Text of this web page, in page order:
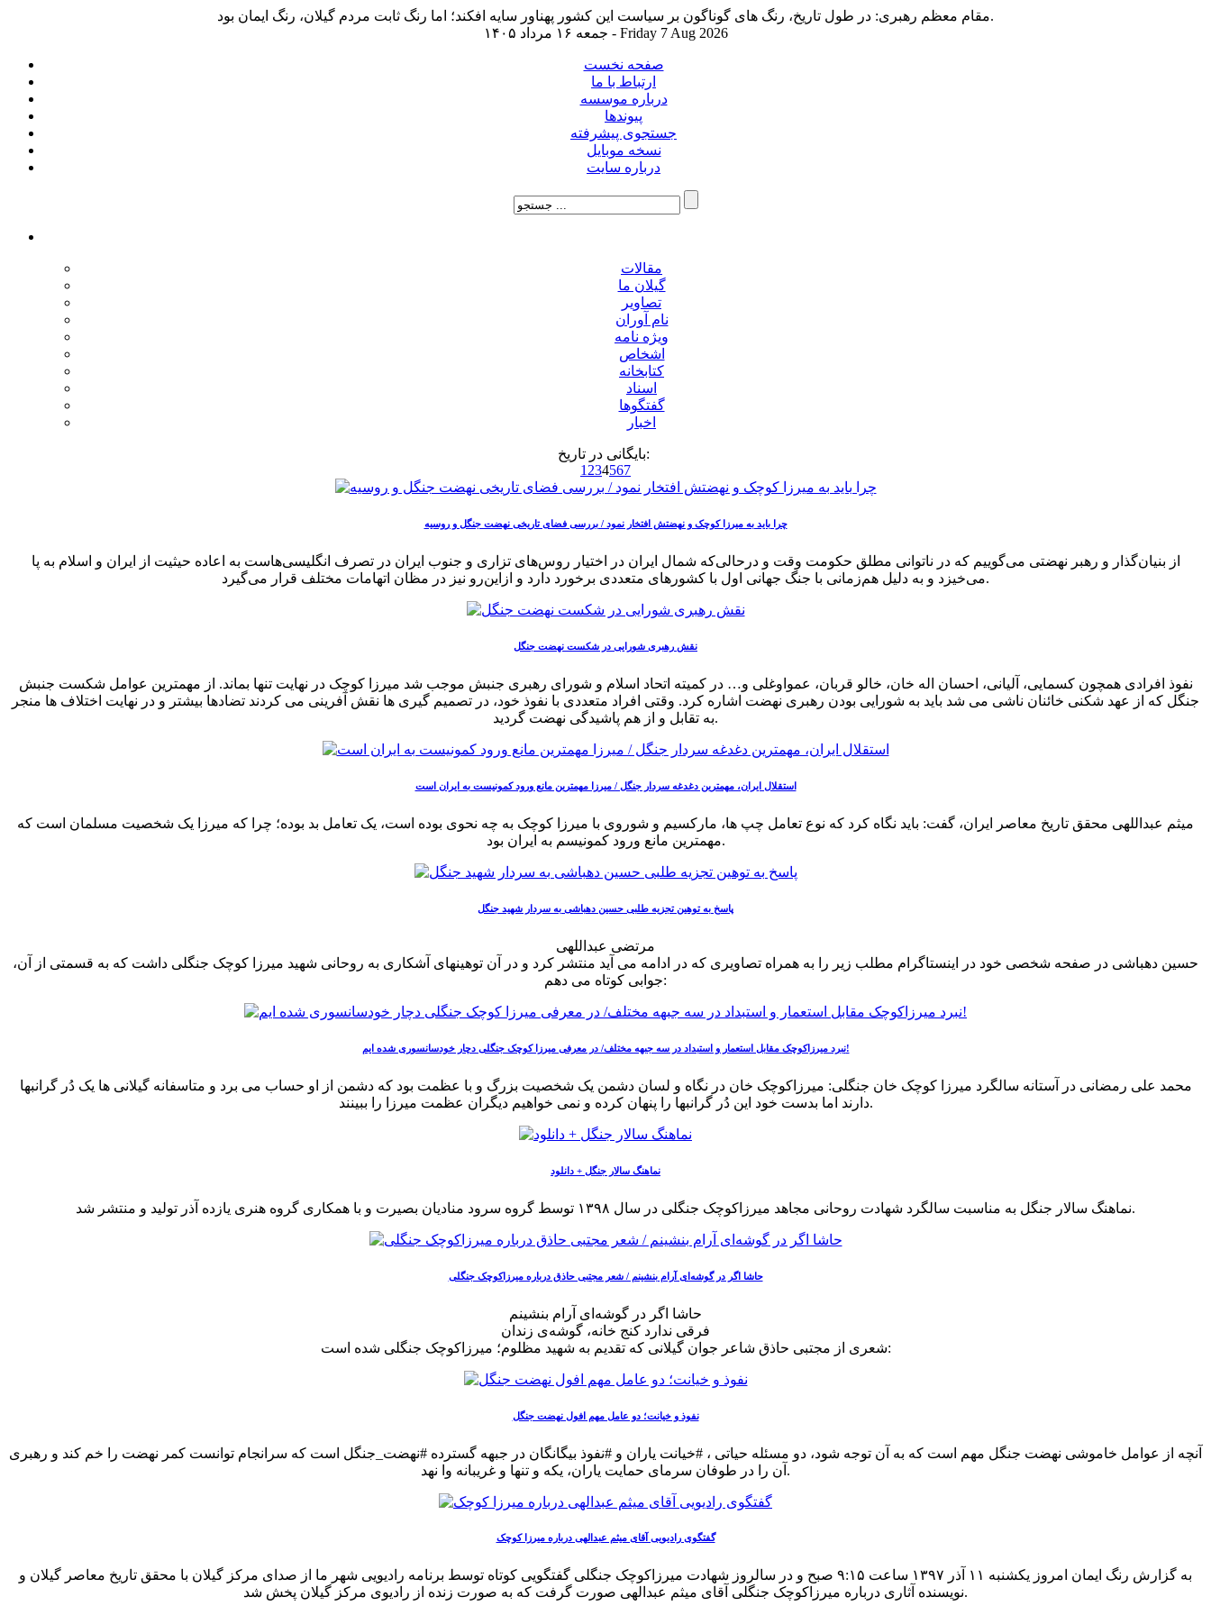
مقام معظم رهبری: در طول تاریخ، رنگ های گوناگون بر سیاست این کشور پهناور سایه افکند؛ اما رنگ ثابت مردم گیلان، رنگ ایمان بود.
جمعه ۱۶ مرداد ۱۴۰۵ - Friday 7 Aug 2026
صفحه نخست
ارتباط با ما
درباره موسسه
پیوندها
جستجوی پیشرفته
نسخه موبایل
درباره سایت
مقالات
گیلان ما
تصاویر
نام آوران
ویژه نامه
اشخاص
کتابخانه
اسناد
گفتگوها
اخبار
بایگانی در تاریخ:
1 234567
چرا باید به میرزا کوچک و نهضتش افتخار نمود / بررسی فضای تاریخی نهضت جنگل و روسیه
از بنیان‌گذار و رهبر نهضتی می‌گوییم که در ناتوانی مطلق حکومت وقت و درحالی‌که شمال ایران در اختیار روس‌های تزاری و جنوب ایران در تصرف انگلیسی‌هاست به اعاده حیثیت از ایران و اسلام به پا
می‌خیزد و به دلیل هم‌زمانی با جنگ جهانی اول با کشورهای متعددی برخورد دارد و ازاین‌رو نیز در مظان اتهامات مختلف قرار می‌گیرد.
نقش رهبری شورایی در شکست نهضت جنگل
نفوذ افرادی همچون کسمایی، آلیانی، احسان اله خان، خالو قربان، عمواوغلی و… در کمیته اتحاد اسلام و شورای رهبری جنبش موجب شد میرزا کوچک در نهایت تنها بماند. از مهمترین عوامل شکست جنبش
جنگل که از عهد شکنی خائنان ناشی می شد باید به شورایی بودن رهبری نهضت اشاره کرد. وقتی افراد متعددی با نفوذ خود، در تصمیم گیری ها نقش آفرینی می کردند تضادها بیشتر و در نهایت اختلاف ها منجر
به تقابل و از هم پاشیدگی نهضت گردید.
استقلال ایران، مهمترین دغدغه سردار جنگل / میرزا مهمترین مانع ورود کمونیست به ایران است
میثم عبداللهی محقق تاریخ معاصر ایران، گفت: باید نگاه کرد که نوع تعامل چپ ها، مارکسیم و شوروی با میرزا کوچک‌ به چه نحوی بوده است، یک تعامل بد بوده؛ چرا که میرزا یک شخصیت مسلمان است که
مهمترین مانع ورود کمونیسم به ایران بود.
پاسخ به توهین تجزیه طلبی حسین دهباشی به سردار شهید جنگل
مرتضی عبداللهی
حسین دهباشی در صفحه شخصی خود در اینستاگرام مطلب زیر را به همراه تصاویری که در ادامه می آید منتشر کرد و در آن توهینهای آشکاری به روحانی شهید میرزا کوچک جنگلی داشت که به قسمتی از آن،
جوابی کوتاه می دهم:
نبرد میرزاکوچک مقابل استعمار و استبداد در سه جبهه مختلف/ در معرفی میرزا کوچک جنگلی دچار خودسانسوری شده ایم!
محمد علی رمضانی در آستانه سالگرد میرزا کوچک خان جنگلی: میرزاکوچک خان در نگاه و لسان دشمن یک شخصیت بزرگ و با عظمت بود که دشمن از او حساب می برد و متاسفانه گیلانی ها یک دُر گرانبها
دارند اما بدست خود این دُر گرانبها را پنهان کرده و نمی خواهیم دیگران عظمت میرزا را ببینند.
نماهنگ سالار جنگل + دانلود
نماهنگ سالار جنگل به مناسبت سالگرد شهادت روحانی مجاهد میرزاکوچک جنگلی در سال ۱۳۹۸ توسط گروه سرود منادیان بصیرت و با همکاری گروه هنری یازده آذر تولید و منتشر شد.
حاشا اگر در گوشه‌ای آرام بنشینم / شعر مجتبی حاذق درباره میرزاکوچک جنگلی
حاشا اگر در گوشه‌ای آرام بنشینم
فرقی ندارد کنج خانه، گوشه‌ی زندان
شعری از مجتبی حاذق شاعر جوان گیلانی که تقدیم به شهید مظلوم؛ میرزاکوچک جنگلی شده است:
نفوذ و خیانت؛ دو عامل مهم افول نهضت جنگل
آنچه از عوامل خاموشی نهضت جنگل مهم است که به آن توجه شود، دو مسئله حیاتی ، #خیانت یاران و #نفوذ بیگانگان در جبهه گسترده #نهضت_جنگل است که سرانجام توانست کمر نهضت را خم کند و رهبری
آن را در طوفان سرمای حمایت یاران، یکه و تنها و غریبانه وا نهد.
گفتگوی رادیویی آقای میثم عبدالهی درباره میرزا کوچک
به گزارش رنگ ایمان امروز یکشنبه ۱۱ آذر ۱۳۹۷ ساعت ۹:۱۵ صبح و در سالروز شهادت میرزاکوچک جنگلی گفتگویی کوتاه توسط برنامه رادیویی شهر ما از صدای مرکز گیلان با محقق تاریخ معاصر گیلان و
نویسنده آثاری درباره میرزاکوچک جنگلی آقای میثم عبدالهی صورت گرفت که به صورت زنده از رادیوی مرکز گیلان پخش شد.